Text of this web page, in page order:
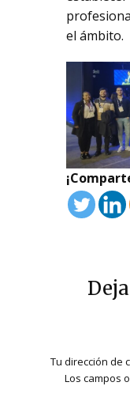
el ámbito.
Tu dirección de
Los campos